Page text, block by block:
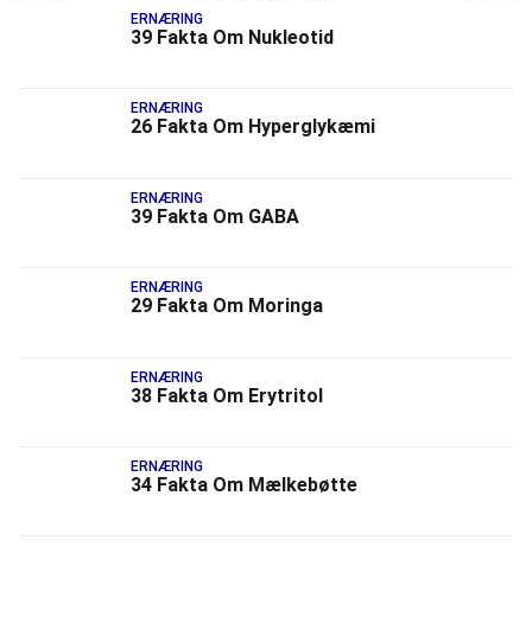
ERNÆRING
39 Fakta Om Nukleotid
ERNÆRING
26 Fakta Om Hyperglykæmi
ERNÆRING
39 Fakta Om GABA
ERNÆRING
29 Fakta Om Moringa
ERNÆRING
38 Fakta Om Erytritol
ERNÆRING
34 Fakta Om Mælkebøtte